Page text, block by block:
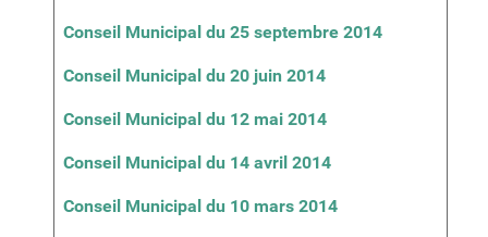
Conseil Municipal du 25 septembre 2014
Conseil Municipal du 20 juin 2014
Conseil Municipal du 12 mai 2014
Conseil Municipal du 14 avril 2014
Conseil Municipal du 10 mars 2014